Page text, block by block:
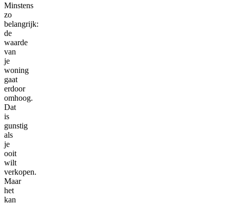
Minstens
zo
belangrijk:
de
waarde
van
je
woning
gaat
erdoor
omhoog.
Dat
is
gunstig
als
je
ooit
wilt
verkopen.
Maar
het
kan